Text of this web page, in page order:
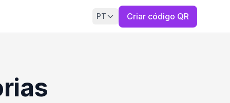
PT Criar código QR